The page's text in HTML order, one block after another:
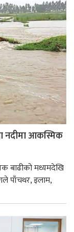
नदीमा आकस्मिक
बाढीको मध्यमदेखि
पाँचथर, इलाम,